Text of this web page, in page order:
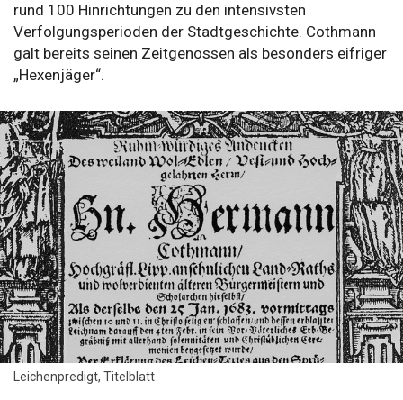
rund 100 Hinrichtungen zu den intensivsten
Verfolgungsperioden der Stadtgeschichte. Cothmann
galt bereits seinen Zeitgenossen als besonders eifriger
„Hexenjäger“.
Leichenpredigt, Titelblatt